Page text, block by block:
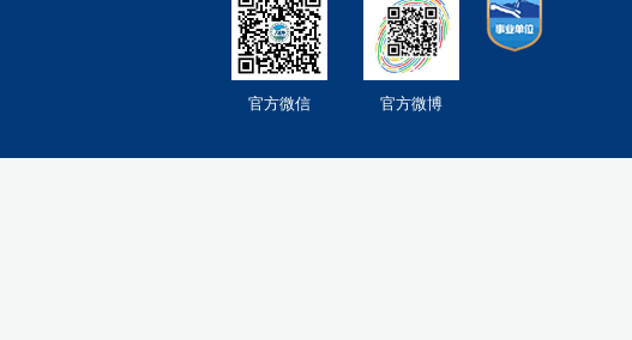
官方微信 官方微博